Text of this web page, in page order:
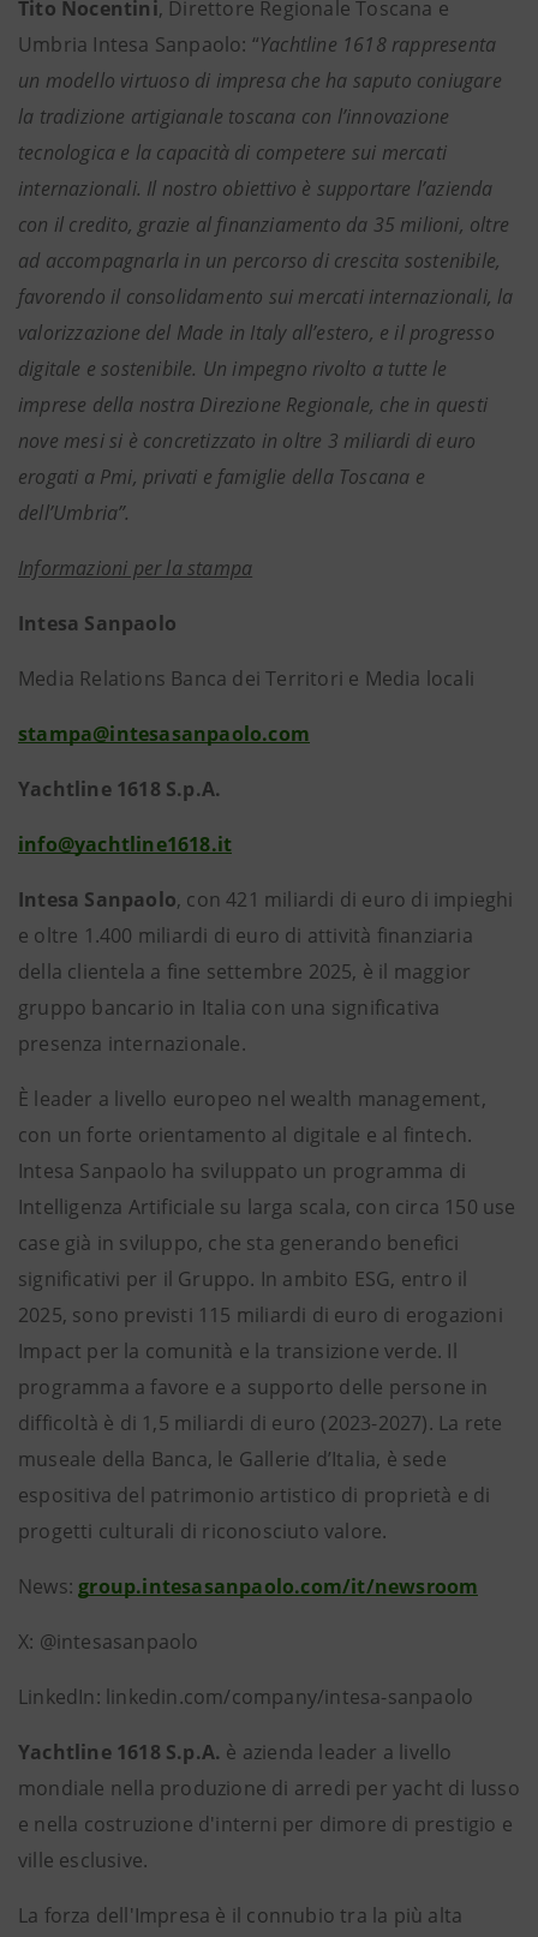
Tito Nocentini, Direttore Regionale Toscana e
Umbria Intesa Sanpaolo: “Yachtline 1618 rappresenta
un modello virtuoso di impresa che ha saputo coniugare
la tradizione artigianale toscana con l’innovazione
tecnologica e la capacità di competere sui mercati
internazionali. Il nostro obiettivo è supportare l’azienda
con il credito, grazie al finanziamento da 35 milioni, oltre
ad accompagnarla in un percorso di crescita sostenibile,
favorendo il consolidamento sui mercati internazionali, la
valorizzazione del Made in Italy all’estero, e il progresso
digitale e sostenibile. Un impegno rivolto a tutte le
imprese della nostra Direzione Regionale, che in questi
nove mesi si è concretizzato in oltre 3 miliardi di euro
erogati a Pmi, privati e famiglie della Toscana e
dell’Umbria”.
Informazioni per la stampa
Intesa Sanpaolo
Media Relations Banca dei Territori e Media locali
stampa@intesasanpaolo.com
Yachtline 1618 S.p.A.
info@yachtline1618.it
Intesa Sanpaolo, con 421 miliardi di euro di impieghi
e oltre 1.400 miliardi di euro di attività finanziaria
della clientela a fine settembre 2025, è il maggior
gruppo bancario in Italia con una significativa
presenza internazionale.
È leader a livello europeo nel wealth management,
con un forte orientamento al digitale e al fintech.
Intesa Sanpaolo ha sviluppato un programma di
Intelligenza Artificiale su larga scala, con circa 150 use
case già in sviluppo, che sta generando benefici
significativi per il Gruppo. In ambito ESG, entro il
2025, sono previsti 115 miliardi di euro di erogazioni
Impact per la comunità e la transizione verde. Il
programma a favore e a supporto delle persone in
difficoltà è di 1,5 miliardi di euro (2023-2027). La rete
museale della Banca, le Gallerie d’Italia, è sede
espositiva del patrimonio artistico di proprietà e di
progetti culturali di riconosciuto valore.
News: group.intesasanpaolo.com/it/newsroom
X: @intesasanpaolo
LinkedIn: linkedin.com/company/intesa-sanpaolo
Yachtline 1618 S.p.A. è azienda leader a livello
mondiale nella produzione di arredi per yacht di lusso
e nella costruzione d'interni per dimore di prestigio e
ville esclusive.
La forza dell'Impresa è il connubio tra la più alta